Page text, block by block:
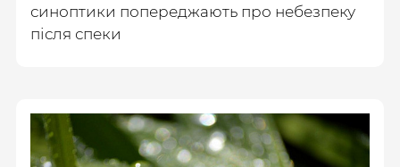
синоптики попереджають про небезпеку
після спеки